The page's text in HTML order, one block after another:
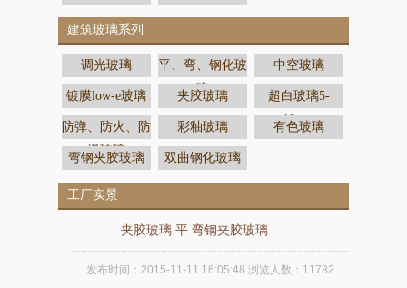
建筑玻璃系列
调光玻璃
平、弯、钢化玻
璃
中空玻璃
镀膜low-e玻璃 夹胶玻璃
超白玻璃5-
19mm
防弹、防火、防
爆玻璃
彩釉玻璃 有色玻璃
弯钢夹胶玻璃 双曲钢化玻璃
工厂实景
夹胶玻璃 平 弯钢夹胶玻璃
发布时间： 2015-11-11 16:05:48 浏览人数： 11782